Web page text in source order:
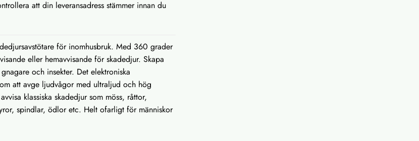
att din leveransadress stämmer innan du
för inomhusbruk. Med 360 grader
eller hemavvisande för skadedjur. Skapa
och insekter. Det elektroniska
att avge ljudvågor med ultraljud och hög
klassiska skadedjur som möss, råttor,
spindlar, ödlor etc. Helt ofarligt för människor